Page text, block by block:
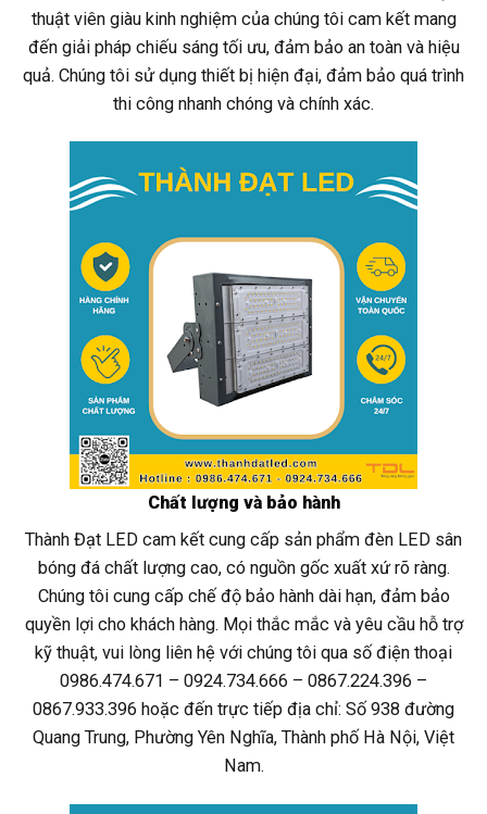
thuật viên giàu kinh nghiệm của chúng tôi cam kết mang
đến giải pháp chiếu sáng tối ưu, đảm bảo an toàn và hiệu
quả. Chúng tôi sử dụng thiết bị hiện đại, đảm bảo quá trình
thi công nhanh chóng và chính xác.
Chất lượng và bảo hành
Thành Đạt LED cam kết cung cấp sản phẩm đèn LED sân
bóng đá chất lượng cao, có nguồn gốc xuất xứ rõ ràng.
Chúng tôi cung cấp chế độ bảo hành dài hạn, đảm bảo
quyền lợi cho khách hàng. Mọi thắc mắc và yêu cầu hỗ trợ
kỹ thuật, vui lòng liên hệ với chúng tôi qua số điện thoại
0986.474.671 – 0924.734.666 – 0867.224.396 –
0867.933.396 hoặc đến trực tiếp địa chỉ: Số 938 đường
Quang Trung, Phường Yên Nghĩa, Thành phố Hà Nội, Việt
Nam.